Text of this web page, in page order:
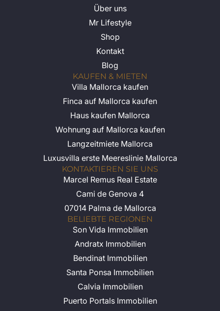
Über uns
Mr Lifestyle
Shop
Kontakt
Blog
KAUFEN & MIETEN
Villa Mallorca kaufen
Finca auf Mallorca kaufen
Haus kaufen Mallorca
Wohnung auf Mallorca kaufen
Langzeitmiete Mallorca
Luxusvilla erste Meereslinie Mallorca
KONTAKTIEREN SIE UNS
Marcel Remus Real Estate
Cami de Genova 4
07014 Palma de Mallorca
BELIEBTE REGIONEN
Son Vida Immobilien
Andratx Immobilien
Bendinat Immobilien
Santa Ponsa Immobilien
Calvia Immobilien
Puerto Portals Immobilien